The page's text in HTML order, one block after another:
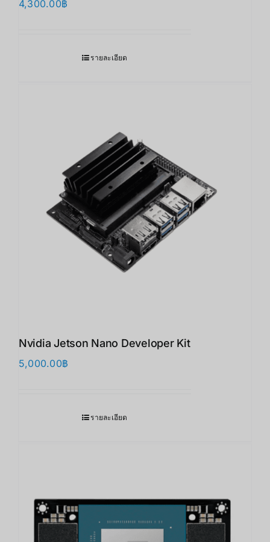
4,300.00฿
รายละเอียด
Nvidia Jetson Nano Developer Kit
5,000.00฿
รายละเอียด